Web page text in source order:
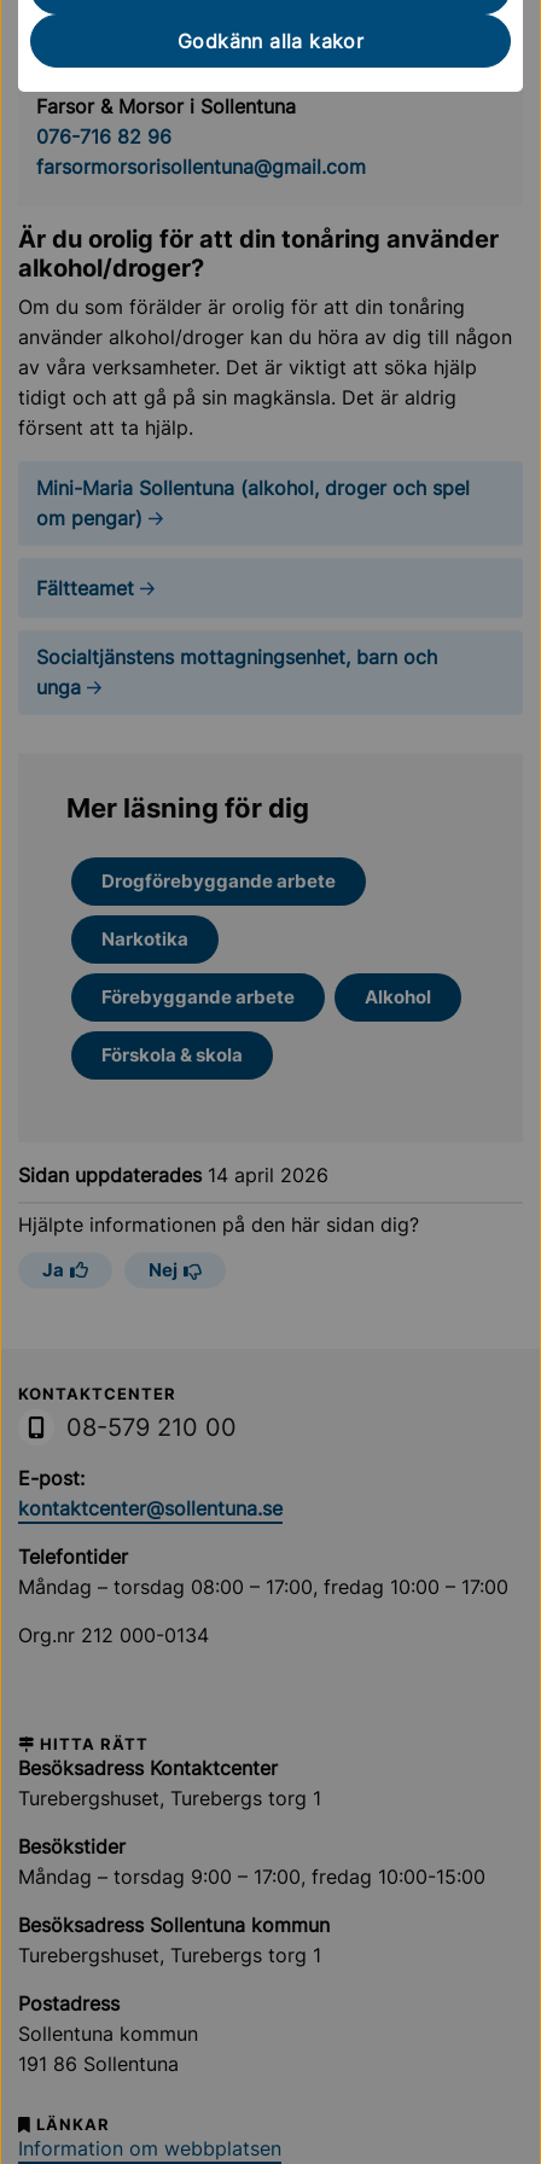
Godkänn alla kakor
Kontakt nattvandring
Farsor & Morsor i Sollentuna
076-716 82 96
farsormorsorisollentuna@gmail.com
Är du orolig för att din tonåring använder
alkohol/droger?
Om du som förälder är orolig för att din tonåring
använder alkohol/droger kan du höra av dig till någon
av våra verksamheter. Det är viktigt att söka hjälp
tidigt och att gå på sin magkänsla. Det är aldrig
försent att ta hjälp.
Mini-Maria Sollentuna (alkohol, droger och spel
om pengar)
Fältteamet
Socialtjänstens mottagningsenhet, barn och
unga
Mer läsning för dig
Drogförebyggande arbete
Narkotika
Förebyggande arbete Alkohol
Förskola & skola
Sidan uppdaterades 14 april 2026
Hjälpte informationen på den här sidan dig?
Ja Nej
Sollentuna Kommun
KONTAKTCENTER
08-579 210 00
E-post:
kontaktcenter@sollentuna.se
Telefontider
Måndag – torsdag 08:00 – 17:00, fredag 10:00 – 17:00
Org.nr 212 000-0134
HITTA RÄTT
Besöksadress Kontaktcenter
Turebergshuset, Turebergs torg 1
Besökstider
Måndag – torsdag 9:00 – 17:00, fredag 10:00-15:00
Besöksadress Sollentuna kommun
Turebergshuset, Turebergs torg 1
Postadress
Sollentuna kommun
191 86 Sollentuna
LÄNKAR
Information om webbplatsen